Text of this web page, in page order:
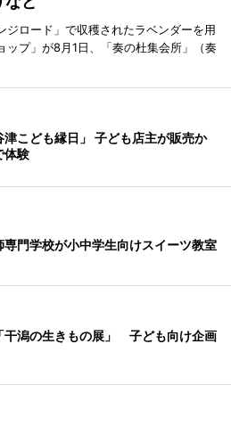
ジロード」で収穫されたラベンダーを用
プ」が8月1日、「奏の杜集会所」（奏
津こども縁日」 子ども店主が販売か
体験
専門学校が小中学生向けスイーツ教室
干潟の生きもの展」 子ども向け企画